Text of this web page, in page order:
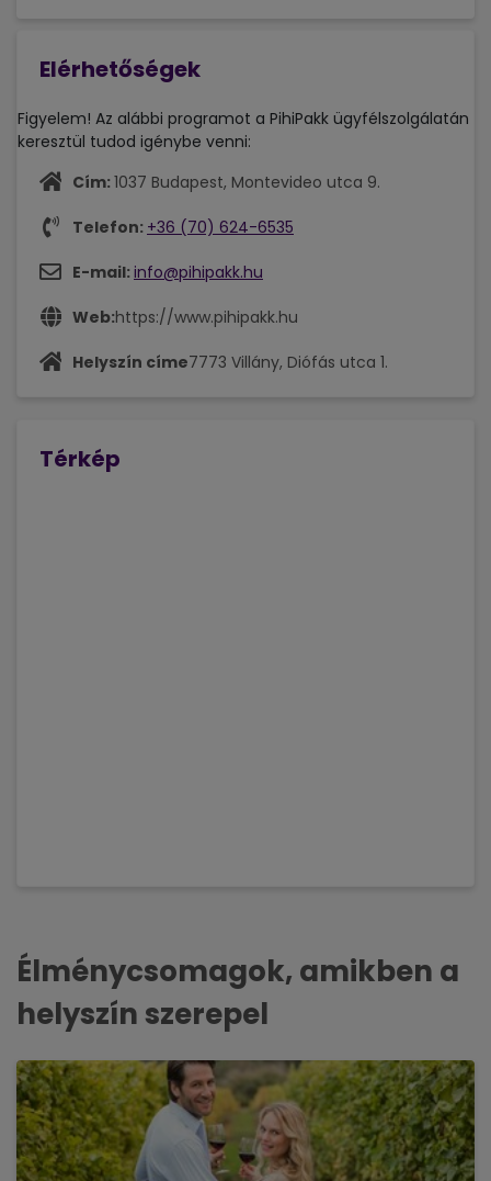
Elérhetőségek
Figyelem! Az alábbi programot a PihiPakk ügyfélszolgálatán
keresztül tudod igénybe venni:
Cím: 1037 Budapest, Montevideo utca 9.
Telefon: +36 (70) 624-6535
E-mail: info@pihipakk.hu
Web:https://www.pihipakk.hu
Helyszín címe7773 Villány, Diófás utca 1.
Térkép
Élménycsomagok, amikben a
helyszín szerepel